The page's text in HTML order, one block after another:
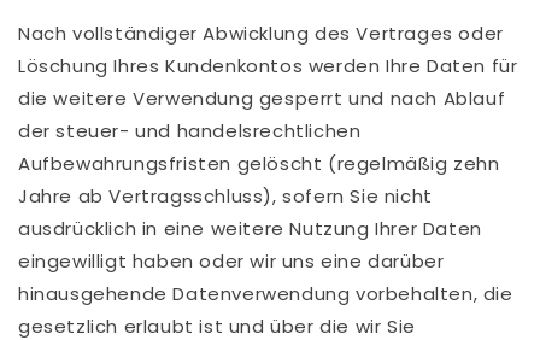
Nach vollständiger Abwicklung des Vertrages oder
Löschung Ihres Kundenkontos werden Ihre Daten für
die weitere Verwendung gesperrt und nach Ablauf
der steuer- und handelsrechtlichen
Aufbewahrungsfristen gelöscht (regelmäßig zehn
Jahre ab Vertragsschluss), sofern Sie nicht
ausdrücklich in eine weitere Nutzung Ihrer Daten
eingewilligt haben oder wir uns eine darüber
hinausgehende Datenverwendung vorbehalten, die
gesetzlich erlaubt ist und über die wir Sie